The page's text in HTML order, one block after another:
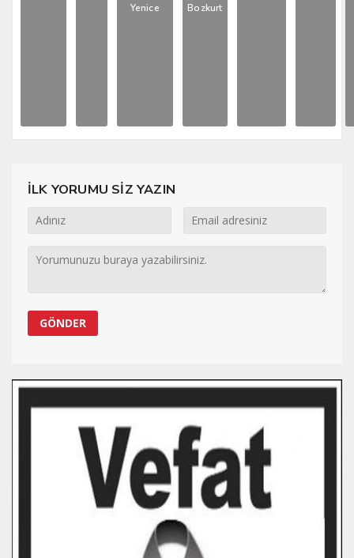
Yenice
Bozkurt
İLK YORUMU SİZ YAZIN